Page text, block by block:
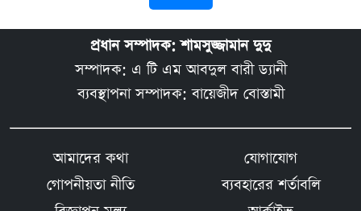
প্রধান সম্পাদক: শামসুজ্জামান দুদু
সম্পাদক: এ টি এম আবদুল বারী ড্যানী
ব্যবস্থাপনা সম্পাদক: বায়েজীদ বোস্তামী
আমাদের কথা
যোগাযোগ
গোপনীয়তা নীতি
ব্যবহারের শর্তাবলি